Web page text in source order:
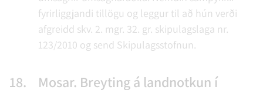
fyrirliggjandi tillögu og leggur til að hún verði
afgreidd skv. 2. mgr. 32. gr. skipulagslaga nr.
123/2010 og send Skipulagsstofnun.
18.
Mosar. Breyting á landnotkun í